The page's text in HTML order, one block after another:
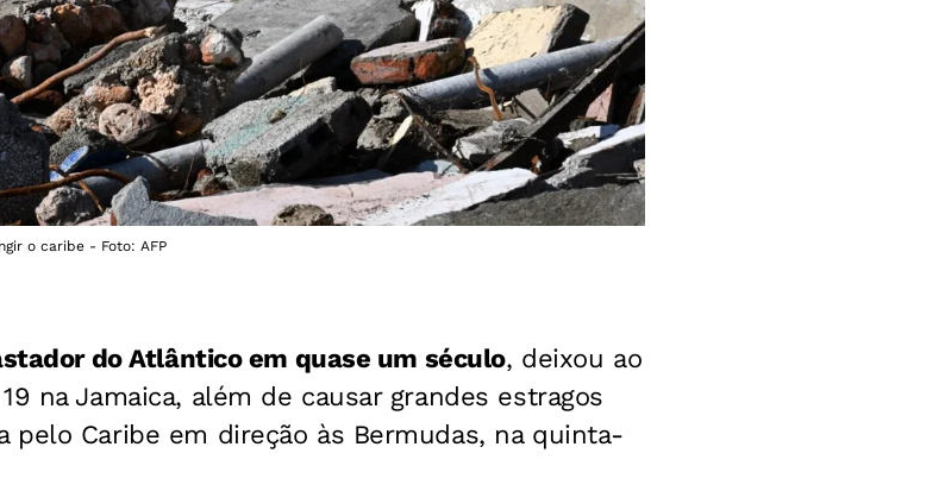
o caribe - Foto: AFP
do Atlântico em quase um século, deixou ao
na Jamaica, além de causar grandes estragos
pelo Caribe em direção às Bermudas, na quinta-